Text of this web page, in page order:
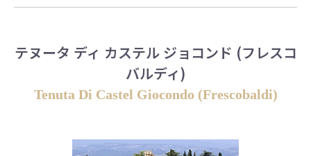
テヌータ ディ カステル ジョコンド (フレスコ
バルディ)
Tenuta Di Castel Giocondo (Frescobaldi)